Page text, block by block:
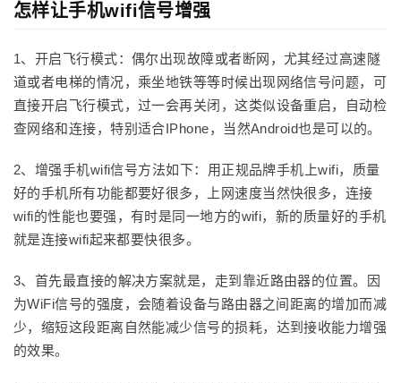
怎样让手机wifi信号增强
1、开启飞行模式：偶尔出现故障或者断网，尤其经过高速隧
道或者电梯的情况，乘坐地铁等等时候出现网络信号问题，可
直接开启飞行模式，过一会再关闭，这类似设备重启，自动检
查网络和连接，特别适合IPhone，当然Android也是可以的。
2、增强手机wifi信号方法如下：用正规品牌手机上wifi，质量
好的手机所有功能都要好很多，上网速度当然快很多，连接
wifi的性能也要强，有时是同一地方的wifi，新的质量好的手机
就是连接wifi起来都要快很多。
3、首先最直接的解决方案就是，走到靠近路由器的位置。因
为WiFi信号的强度，会随着设备与路由器之间距离的增加而减
少，缩短这段距离自然能减少信号的损耗，达到接收能力增强
的效果。